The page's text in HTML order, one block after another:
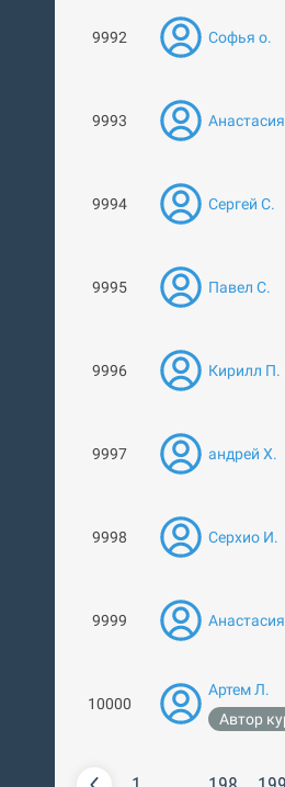
9992 Софья о.
9993
9994 Сергей С.
9995 Павел С.
9996 Кирилл П.
9997 андрей Х.
9998 Серхио И.
9999 Анастасия
10000
Артем Л.
Автор